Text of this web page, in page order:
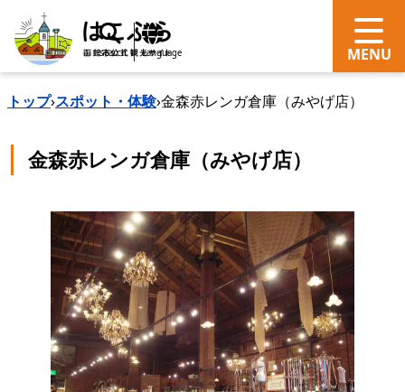
search Language
トップ›スポット・体験›金森赤レンガ倉庫（みやげ店）
金森赤レンガ倉庫（みやげ店）